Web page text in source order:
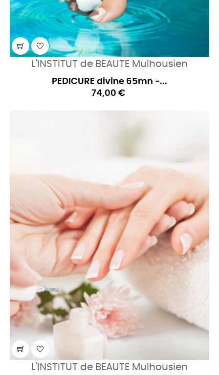
L'INSTITUT de BEAUTE Mulhousien
PEDICURE divine 65mn -...
74,00 €
L'INSTITUT de BEAUTE Mulhousien